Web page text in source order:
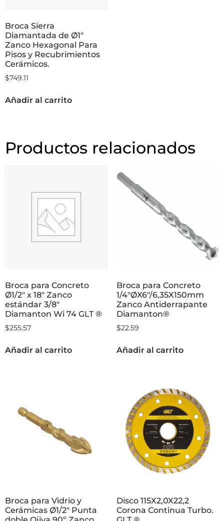
Broca Sierra
Diamantada de Ø1″
Zanco Hexagonal Para
Pisos y Recubrimientos
Cerámicos.
$749.11
Añadir al carrito
Productos relacionados
Broca para Concreto
Ø1/2″ x 18″ Zanco
estándar 3/8″
Diamanton Wi 74 GLT ®
$255.57
Añadir al carrito
Broca para Concreto
1/4″ØX6″/6,35X150mm
Zanco Antiderrapante
Diamanton®
$22.59
Añadir al carrito
Broca para Vidrio y
Cerámicas Ø1/2″ Punta
Disco 115X2,0X22,2
Corona Continua Turbo.